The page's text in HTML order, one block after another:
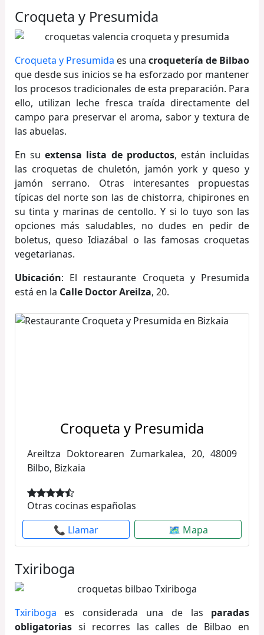
Croqueta y Presumida
Croqueta y Presumida es unacroquetería de Bilbao
que desde sus inicios se ha esforzado por mantener
los procesos tradicionales de esta preparación. Para
ello, utilizan leche fresca traída directamente del
campo para preservar el aroma, sabor y textura de
las abuelas.
En suextensa lista de productos, están incluidas
las croquetas de chuletón, jamón york y queso y
jamón serrano. Otras interesantes propuestas
típicas del norte son las de chistorra, chipirones en
su tinta y marinas de centollo. Y si lo tuyo son las
opciones más saludables, no dudes en pedir de
boletus, queso Idiazábal o las famosas croquetas
vegetarianas.
Ubicación: El restaurante Croqueta y Presumida
está en la Calle Doctor Areilza, 20.
Croqueta y Presumida
Areiltza Doktorearen Zumarkalea, 20, 48009
Bilbo, Bizkaia
Otras cocinas españolas
📞 Llamar
🗺 Mapa
Txiriboga
Txiriboga es considerada una de las paradas
obligatoriassi recorres las calles de Bilbao en